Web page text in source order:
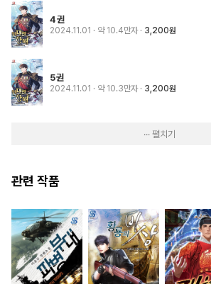
4권
2024.11.01 · 약 10.4만자 3,200원
5권
2024.11.01 · 약 10.3만자 3,200원
··· 펼치기
관련 작품